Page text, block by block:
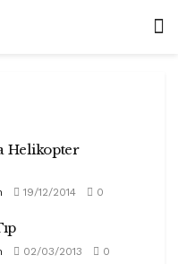
Helikopter
19/12/2014 0
02/03/2013 0